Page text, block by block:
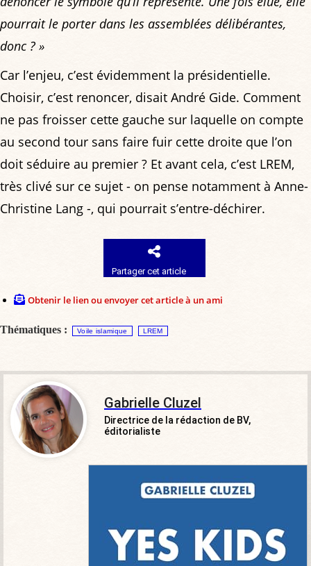
pourrait le porter dans les assemblées délibérantes,
donc ? »
Car l’enjeu, c’est évidemment la présidentielle.
Choisir, c’est renoncer, disait André Gide. Comment
ne pas froisser cette gauche sur laquelle on compte
au second tour sans faire fuir cette droite que l’on
doit séduire au premier ? Et avant cela, c’est LREM,
très clivé sur ce sujet - on pense notamment à Anne-
Christine Lang -, qui pourrait s’entre-déchirer.
Partager cet article
Obtenir le lien ou envoyer cet article à un ami
Thématiques : Voile islamique LREM
Gabrielle Cluzel
Directrice de la rédaction de BV,
éditorialiste